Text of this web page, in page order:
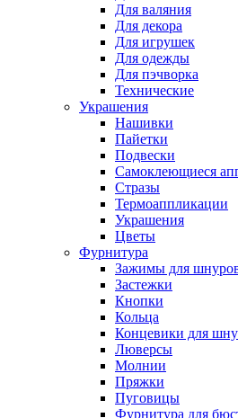
Для валяния
Для декора
Для игрушек
Для одежды
Для пэчворка
Технические
Украшения
Нашивки
Пайетки
Подвески
Самоклеющиеся
Стразы
Термоаппликации
Украшения
Цветы
Фурнитура
Зажимы для
Застежки
Кнопки
Кольца
Концевики для
Люверсы
Молнии
Пряжки
Пуговицы
Фурнитура для